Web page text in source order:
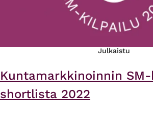
Julkaistu
Kuntamarkkinoinnin
shortlista 2022